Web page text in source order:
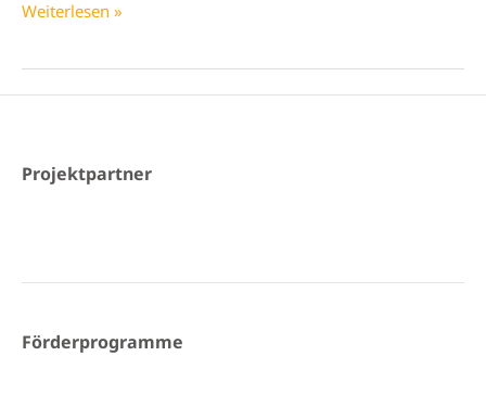
Neues
Weiterlesen »
Projektpartner
Förderprogramme